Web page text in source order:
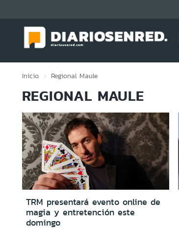
Inicio Regional Maule
REGIONAL MAULE
TRM presentará evento online de
magia y entretención este
domingo